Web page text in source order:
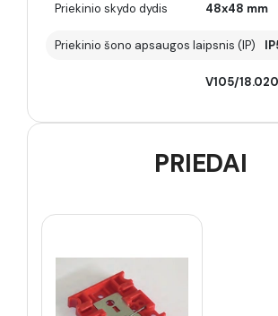
Priekinio skydo dydis 48x48 mm
Priekinio šono apsaugos laipsnis (IP)
V105/
PRIEDAI